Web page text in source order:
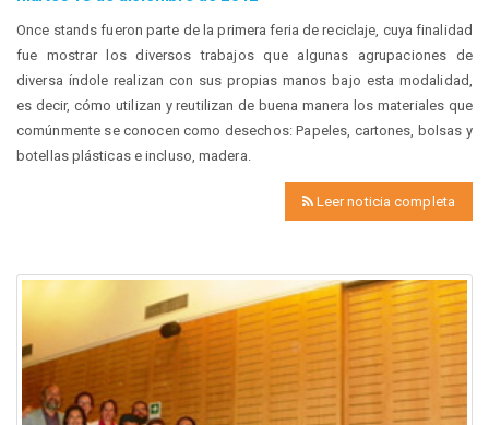
Once stands fueron parte de la primera feria de reciclaje, cuya finalidad
fue mostrar los diversos trabajos que algunas agrupaciones de
diversa índole realizan con sus propias manos bajo esta modalidad,
es decir, cómo utilizan y reutilizan de buena manera los materiales que
comúnmente se conocen como desechos: Papeles, cartones, bolsas y
botellas plásticas e incluso, madera.
Leer noticia completa